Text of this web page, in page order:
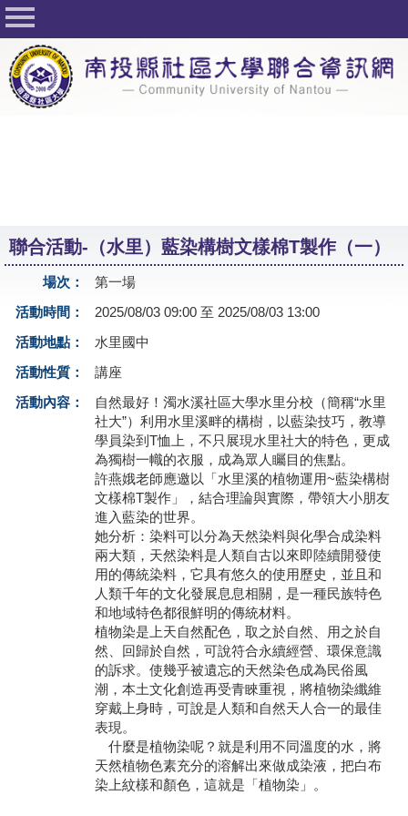
回首頁
關於社大
公佈欄
課程一覽表
志工與社團
友站連結
網路選課
聯合活動-（水里）藍染構樹文樣棉T製作（一）
場次：
第一場
活動時間：
2025/08/03 09:00 至 2025/08/03 13:00
活動地點：
水里國中
活動性質：
講座
活動內容：
自然最好！濁水溪社區大學水里分校（簡稱“水里
社大”）利用水里溪畔的構樹，以藍染技巧，教導
學員染到T恤上，不只展現水里社大的特色，更成
為獨樹一幟的衣服，成為眾人矚目的焦點。
許燕娥老師應邀以「水里溪的植物運用~藍染構樹
文樣棉T製作」，結合理論與實際，帶領大小朋友
進入藍染的世界。
她分析：染料可以分為天然染料與化學合成染料
兩大類，天然染料是人類自古以來即陸續開發使
用的傳統染料，它具有悠久的使用歷史，並且和
人類千年的文化發展息息相關，是一種民族特色
和地域特色都很鮮明的傳統材料。
植物染是上天自然配色，取之於自然、用之於自
然、回歸於自然，可說符合永續經營、環保意識
的訴求。使幾乎被遺忘的天然染色成為民俗風
潮，本土文化創造再受青睞重視，將植物染纖維
穿戴上身時，可說是人類和自然天人合一的最佳
表現。
什麼是植物染呢？就是利用不同溫度的水，將
天然植物色素充分的溶解出來做成染液，把白布
染上紋樣和顏色，這就是「植物染」。